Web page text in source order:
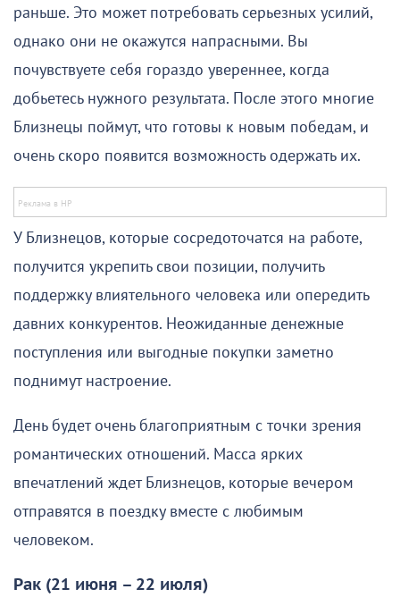
раньше. Это может потребовать серьезных усилий,
однако они не окажутся напрасными. Вы
почувствуете себя гораздо увереннее, когда
добьетесь нужного результата. После этого многие
Близнецы поймут, что готовы к новым победам, и
очень скоро появится возможность одержать их.
У Близнецов, которые сосредоточатся на работе,
получится укрепить свои позиции, получить
поддержку влиятельного человека или опередить
давних конкурентов. Неожиданные денежные
поступления или выгодные покупки заметно
поднимут настроение.
День будет очень благоприятным с точки зрения
романтических отношений. Масса ярких
впечатлений ждет Близнецов, которые вечером
отправятся в поездку вместе с любимым
человеком.
Рак (21 июня – 22 июля)